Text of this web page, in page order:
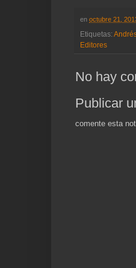
en octubre 21,
Etiquetas:
Editores
No hay
Publicar
comente esta